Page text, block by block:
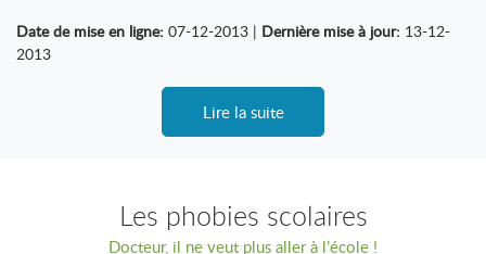
Date de mise en ligne: 07-12-2013 | Dernière mise à jour: 13-12-
2013
Lire la suite
Les phobies scolaires
Docteur, il ne veut plus aller à l’école !